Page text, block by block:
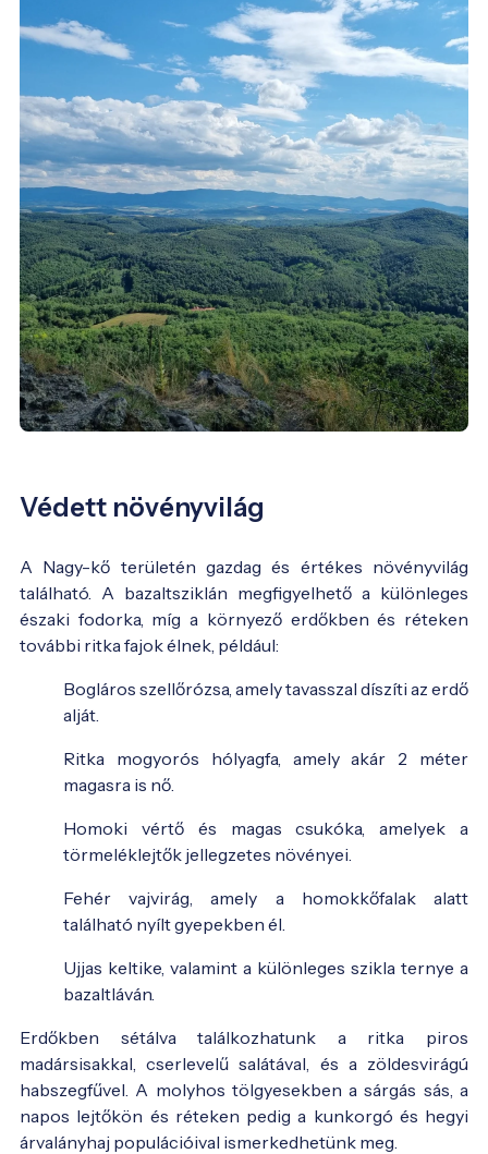
Védett növényvilág
A Nagy-kő területén gazdag és értékes növényvilág
található. A bazaltsziklán megfigyelhető a különleges
északi fodorka, míg a környező erdőkben és réteken
további ritka fajok élnek, például:
Bogláros szellőrózsa, amely tavasszal díszíti az erdő
alját.
Ritka mogyorós hólyagfa, amely akár 2 méter
magasra is nő.
Homoki vértő és magas csukóka, amelyek a
törmeléklejtők jellegzetes növényei.
Fehér vajvirág, amely a homokkőfalak alatt
található nyílt gyepekben él.
Ujjas keltike, valamint a különleges szikla ternye a
bazaltláván.
Erdőkben sétálva találkozhatunk a ritka piros
madársisakkal, cserlevelű salátával, és a zöldesvirágú
habszegfűvel. A molyhos tölgyesekben a sárgás sás, a
napos lejtőkön és réteken pedig a kunkorgó és hegyi
árvalányhaj populációival ismerkedhetünk meg.